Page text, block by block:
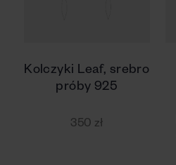
Kolczyki Leaf, srebro
próby 925
350 zł